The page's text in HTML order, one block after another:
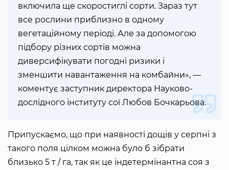
включила ще скоростиглі сорти. Зараз тут
все рослини приблизно в одному
вегетаційному періоді. Але за допомогою
підбору різних сортів можна
диверсифікувати погодні ризики і
зменшити навантаження на комбайни», —
коментує заступник директора Науково-
дослідного інституту сої Любов Бочкарьова.
Припускаємо, що при наявності дощів у серпні з
такого поля цілком можна було б зібрати
близько 5 т / га, так як це індетермінантна соя з